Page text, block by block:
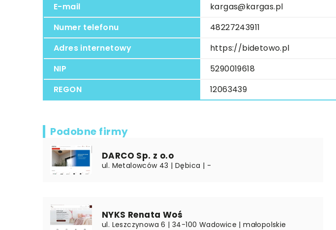
E-mail
kargas@kargas.pl
Numer telefonu
48227243911
Adres internetowy
https://bidetowo.pl
NIP
5290019618
REGON
12063439
Podobne firmy
DARCO Sp. z o.o
ul. Metalowców 43 | Dębica | -
NYKS Renata Woś
ul. Leszczynowa 6 | 34-100 Wadowice | małopolskie